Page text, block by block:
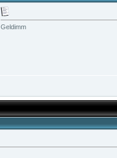
Geldimm